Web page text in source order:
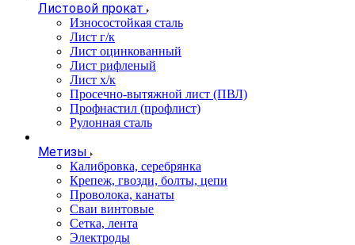
Листовой прокат
Износостойкая сталь
Лист г/к
Лист оцинкованный
Лист рифленый
Лист х/к
Просечно-вытяжной лист (ПВЛ)
Профнастил (профлист)
Рулонная сталь
Метизы
Калибровка, серебрянка
Крепеж, гвозди, болты, цепи
Проволока, канаты
Сваи винтовые
Сетка, лента
Электроды